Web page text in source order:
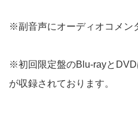
※副音声にオーディオコメン
※初回限定盤のBlu-rayと
が収録されております。